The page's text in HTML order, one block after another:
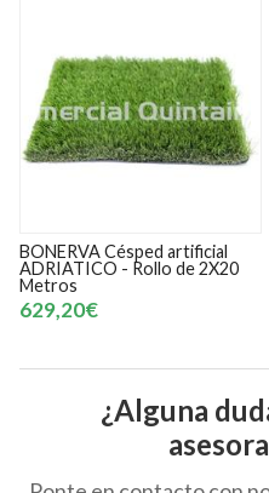
BONERVA Césped artificial
ADRIATICO - Rollo de 2X20
Metros
629,20€
¿Alguna